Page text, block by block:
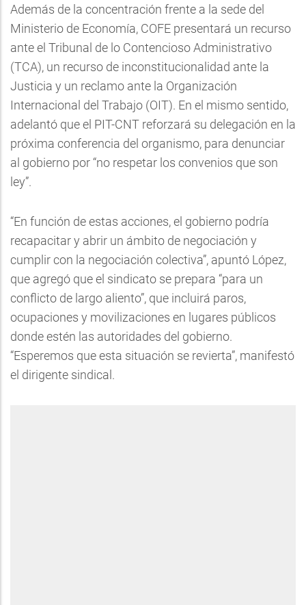
Además de la concentración frente a la sede del
Ministerio de Economía, COFE presentará un recurso
ante el Tribunal de lo Contencioso Administrativo
(TCA), un recurso de inconstitucionalidad ante la
Justicia y un reclamo ante la Organización
Internacional del Trabajo (OIT). En el mismo sentido,
adelantó que el PIT-CNT reforzará su delegación en la
próxima conferencia del organismo, para denunciar
al gobierno por “no respetar los convenios que son
ley”.
“En función de estas acciones, el gobierno podría
recapacitar y abrir un ámbito de negociación y
cumplir con la negociación colectiva”, apuntó López,
que agregó que el sindicato se prepara “para un
conflicto de largo aliento”, que incluirá paros,
ocupaciones y movilizaciones en lugares públicos
donde estén las autoridades del gobierno.
“Esperemos que esta situación se revierta”, manifestó
el dirigente sindical.